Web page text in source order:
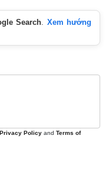
Search. Xem hướng
Privacy Policy and Terms of